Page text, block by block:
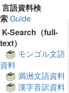
言語資料検
索Guide
K-Search（full-
text）
モンゴル文語
資料
満洲文語資料
漢字音訳資料